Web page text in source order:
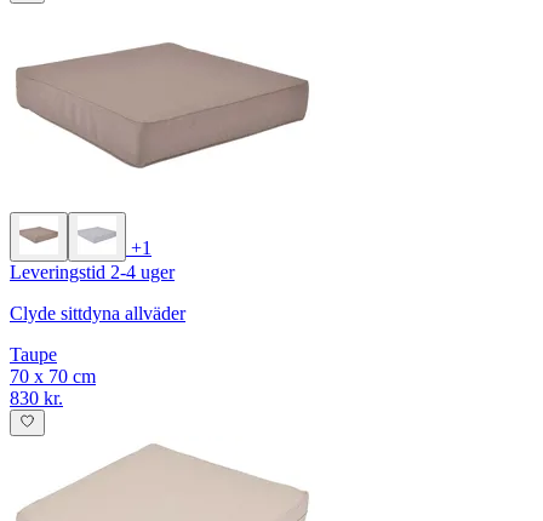
+1
Leveringstid 2-4 uger
Clyde sittdyna allväder
Taupe
70 x 70 cm
830 kr.